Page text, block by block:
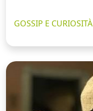
GOSSIP E CURIOSITÀ